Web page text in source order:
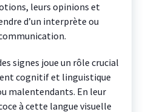
leurs opinions et
d’un interprète ou
signes joue un rôle crucial
cognitif et linguistique
malentendants. En leur
à cette langue visuelle